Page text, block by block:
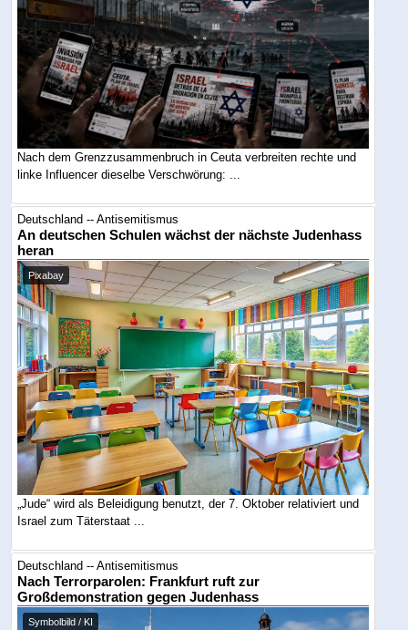
Nach dem Grenzzusammenbruch in Ceuta verbreiten rechte und
linke Influencer dieselbe Verschwörung: ...
Deutschland -- Antisemitismus
An deutschen Schulen wächst der nächste Judenhass
heran
Pixabay
„Jude“ wird als Beleidigung benutzt, der 7. Oktober relativiert und
Israel zum Täterstaat ...
Deutschland -- Antisemitismus
Nach Terrorparolen: Frankfurt ruft zur
Großdemonstration gegen Judenhass
Symbolbild / KI